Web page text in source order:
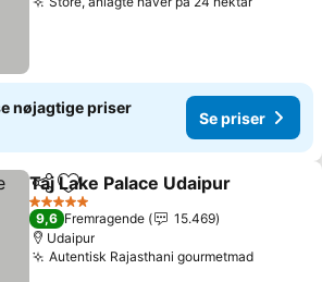
nøjagtige priser
Se priser
Del Føj til favoritter
Taj Lake Palace Udaipur
5 Stjerner
9,6 Fremragende
15.469
Udaipur
Autentisk Rajasthani gourmetmad